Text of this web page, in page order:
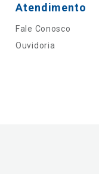
Atendimento
Fale Conosco
Ouvidoria